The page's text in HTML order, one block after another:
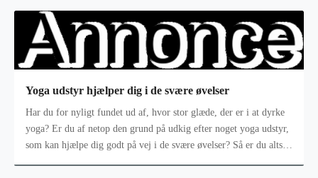
Yoga udstyr hjælper dig i de svære øvelser
Har du for nyligt fundet ud af, hvor stor glæde, der er i at dyrke
yoga? Er du af netop den grund på udkig efter noget yoga udstyr,
som kan hjælpe dig godt på vej i de svære øvelser? Så er du altså